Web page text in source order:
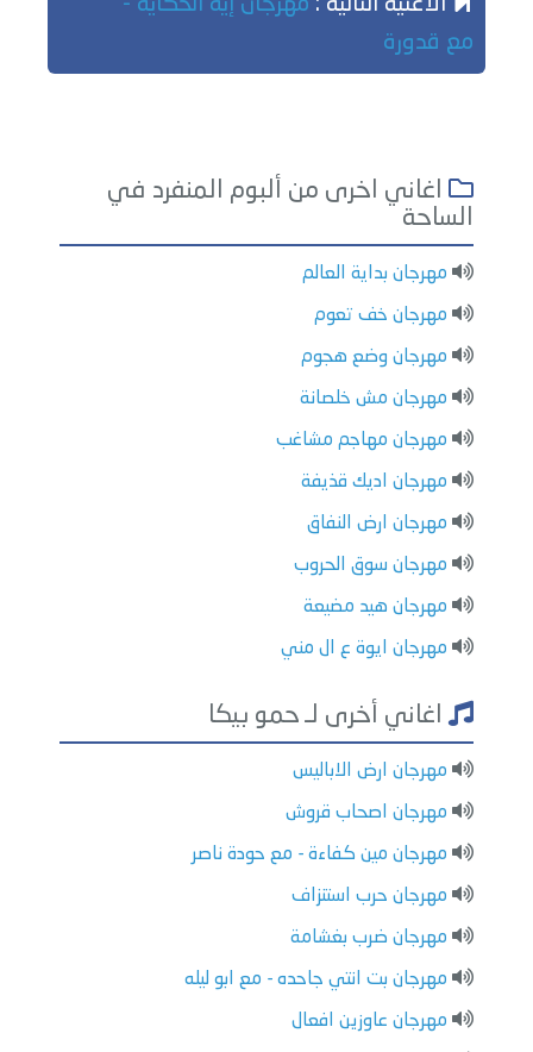
الأغنية التالية : مهرجان إيه الحكاية -
مع قدورة
اغاني اخرى من ألبوم المنفرد في
الساحة
مهرجان بداية العالم
مهرجان خف تعوم
مهرجان وضع هجوم
مهرجان مش خلصانة
مهرجان مهاجم مشاغب
مهرجان اديك قذيفة
مهرجان ارض النفاق
مهرجان سوق الحروب
مهرجان هيد مضيعة
مهرجان ايوة ع ال مني
اغاني أخرى لـ حمو بيكا
مهرجان ارض الاباليس
مهرجان اصحاب قروش
مهرجان مين كفاءة - مع حودة ناصر
مهرجان حرب استنزاف
مهرجان ضرب بغشامة
مهرجان بت انتي جاحده - مع ابو ليله
مهرجان عاوزين افعال